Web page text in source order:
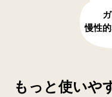
慢性
もっと使いや